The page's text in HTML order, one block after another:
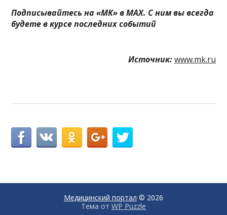
Подписывайтесь на «МК» в MAX. С ним вы всегда
будете в курсе последних событий
Источник: www.mk.ru
Медицинский портал © 2026
Тема от WP Puzzle